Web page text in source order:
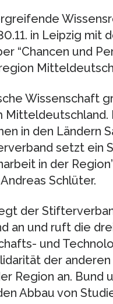
in Leipzig mit
“Chancen und
Wissenschaft
in den Ländern
setzt ein
in der
Schlüter.
der
an und ruft die
und
der
Region an. Bund
Abbau von